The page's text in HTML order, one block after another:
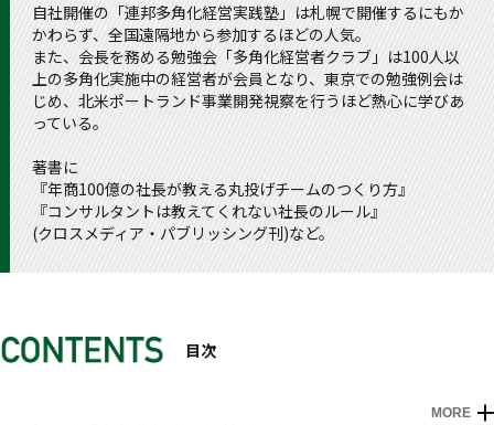
自社開催の「連邦多角化経営実践塾」は札幌で開催するにもか
かわらず、全国遠隔地から参加するほどの人気。
また、会長を務める勉強会「多角化経営者クラブ」は100人以
上の多角化実施中の経営者が会員となり、東京での勉強例会は
じめ、北米ポートランド事業開発視察を行うほど熱心に学びあ
っている。
著書に
『年商100億の社長が教える丸投げチームのつくり方』
『コンサルタントは教えてくれない社長のルール』
(クロスメディア・パブリッシング刊)など。
目次
MORE